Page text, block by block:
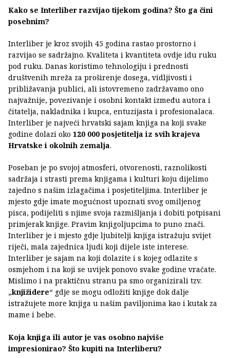
Kako se Interliber razvijao tijekom godina? Što ga čini
posebnim?
Interliber je kroz svojih 45 godina rastao prostorno i
razvijao se sadržajno. Kvaliteta i kvantiteta ovdje idu ruku
pod ruku. Danas koristimo tehnologiju i prednosti
društvenih mreža za proširenje dosega, vidljivosti i
približavanja publici, ali istovremeno zadržavamo ono
najvažnije, povezivanje i osobni kontakt između autora i
čitatelja, nakladnika i kupca, entuzijasta i profesionalaca.
Interliber je najveći hrvatski sajam knjiga na koji svake
godine dolazi oko 120 000 posjetitelja iz svih krajeva
Hrvatske i okolnih zemalja.
Poseban je po svojoj atmosferi, otvorenosti, raznolikosti
sadržaja i strasti prema knjigama i kulturi koju dijelimo
zajedno s našim izlagačima i posjetiteljima. Interliber je
mjesto gdje imate mogućnost upoznati svog omiljenog
pisca, podijeliti s njime svoja razmišljanja i dobiti potpisani
primjerak knjige. Pravim knjigoljupcima to puno znači.
Interliber je i mjesto gdje ljubitelji knjiga istražuju svijet
riječi, mala zajednica ljudi koji dijele iste interese.
Interliber je sajam na koji dolazite i s kojeg odlazite s
osmjehom i na koji se uvijek ponovo svake godine vraćate.
Mislimo i na praktičnu stranu pa smo organizirali tzv.
„knjižidere“ gdje se mogu odložiti knjige dok dalje
istražujete more knjiga u našim paviljonima kao i kutak za
mame i bebe.
Koja knjiga ili autor je vas osobno najviše
impresionirao? Što kupiti na Interliberu?